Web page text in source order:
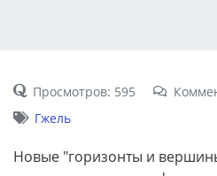
Просмотров: 595
Гжель
Новые "горизонты и